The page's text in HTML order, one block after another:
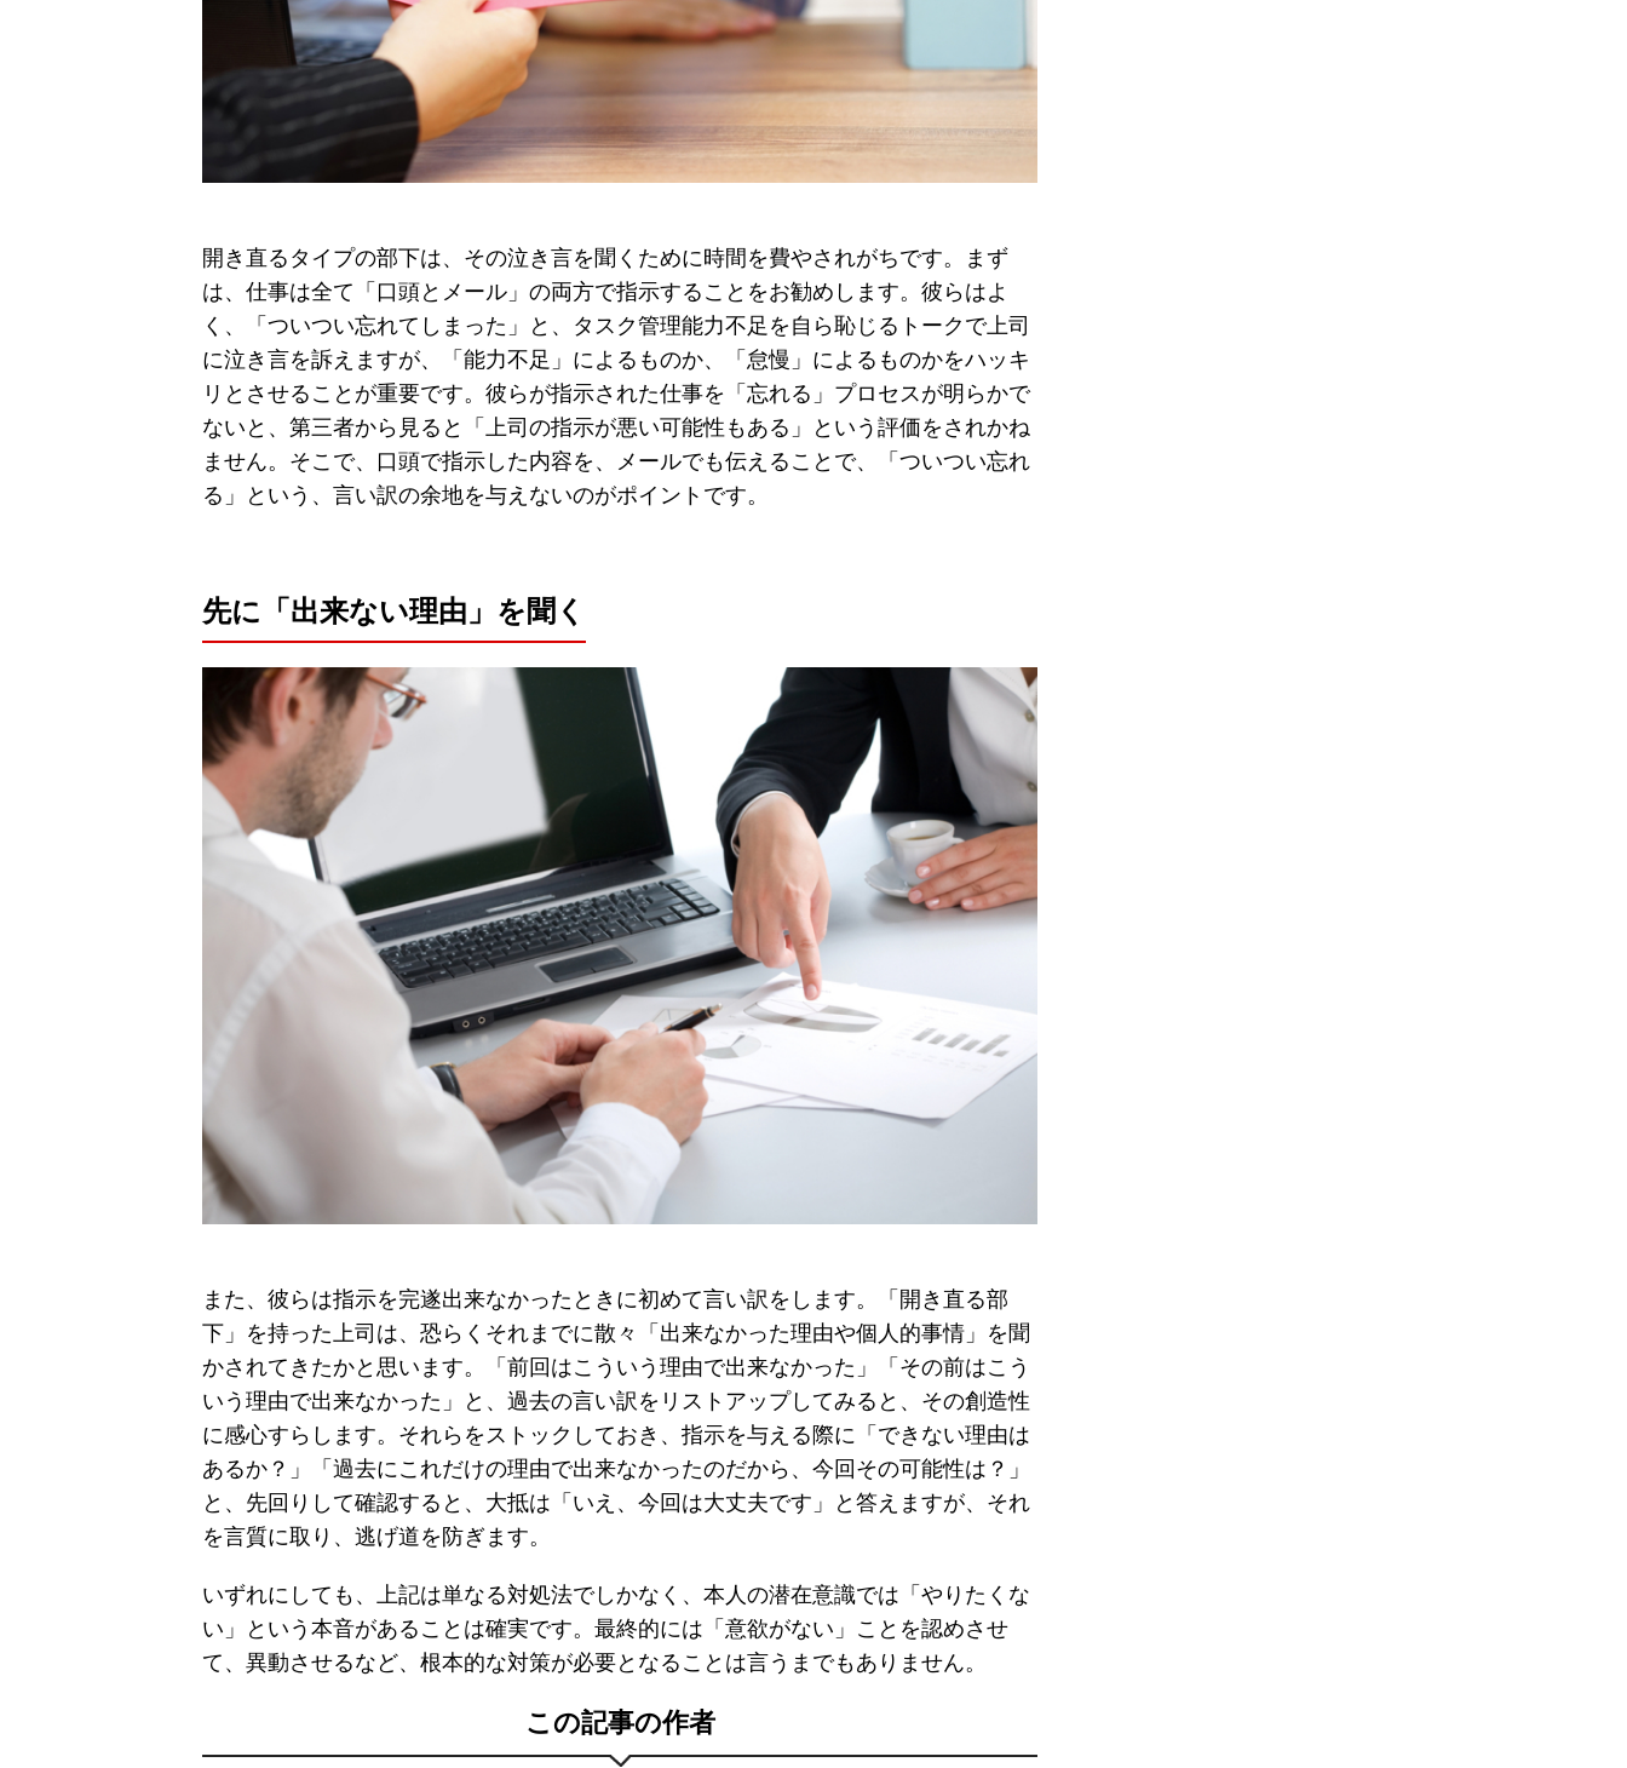
開き直るタイプの部下は、その泣き言を聞くために時間を費やされがちです。まず
は、仕事は全て「口頭とメール」の両方で指示することをお勧めします。彼らはよ
く、「ついつい忘れてしまった」と、タスク管理能力不足を自ら恥じるトークで上司
に泣き言を訴えますが、「能力不足」によるものか、「怠慢」によるものかをハッキ
リとさせることが重要です。彼らが指示された仕事を「忘れる」プロセスが明らかで
ないと、第三者から見ると「上司の指示が悪い可能性もある」という評価をされかね
ません。そこで、口頭で指示した内容を、メールでも伝えることで、「ついつい忘れ
る」という、言い訳の余地を与えないのがポイントです。
先に「出来ない理由」を聞く
また、彼らは指示を完遂出来なかったときに初めて言い訳をします。「開き直る部
下」を持った上司は、恐らくそれまでに散々「出来なかった理由や個人的事情」を聞
かされてきたかと思います。「前回はこういう理由で出来なかった」「その前はこう
いう理由で出来なかった」と、過去の言い訳をリストアップしてみると、その創造性
に感心すらします。それらをストックしておき、指示を与える際に「できない理由は
あるか？」「過去にこれだけの理由で出来なかったのだから、今回その可能性は？」
と、先回りして確認すると、大抵は「いえ、今回は大丈夫です」と答えますが、それ
を言質に取り、逃げ道を防ぎます。
いずれにしても、上記は単なる対処法でしかなく、本人の潜在意識では「やりたくな
い」という本音があることは確実です。最終的には「意欲がない」ことを認めさせ
て、異動させるなど、根本的な対策が必要となることは言うまでもありません。
この記事の作者